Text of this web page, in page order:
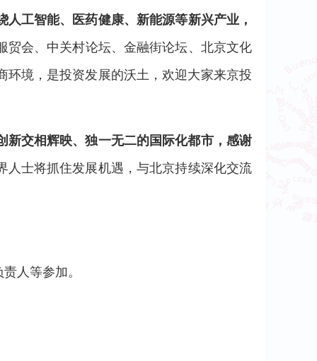
人工智能、医药健康、新能源等新兴产业，
贸会、中关村论坛、金融街论坛、北京文化
境，是投资发展的沃土，欢迎大家来京投
新交相辉映、独一无二的国际化都市，感谢
人士将抓住发展机遇，与北京持续深化交流
人等参加。